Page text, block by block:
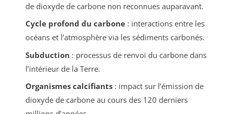
de dioxyde de carbone non reconnues auparavant.
Cycle profond du carbone: interactions entre les
océans et l’atmosphère via les sédiments carbonés.
Subduction : processus de renvoi du carbone dans
l’intérieur de la Terre.
Organismes calcifiants: impact sur l’émission de
dioxyde de carbone au cours des 120 derniers